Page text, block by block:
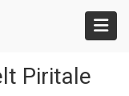
Piritale